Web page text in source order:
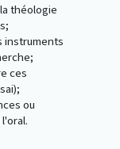
théologie
instruments
ces
ou